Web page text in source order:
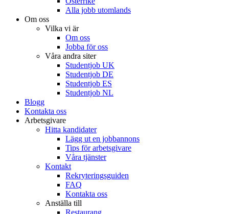
Alla jobb utomlands
Om oss
Vilka vi är
Om oss
Jobba för oss
Våra andra siter
Studentjob UK
Studentjob DE
Studentjob ES
Studentjob NL
Blogg
Kontakta oss
Arbetsgivare
Hitta kandidater
Lägg ut en jobbannons
Tips för arbetsgivare
Våra tjänster
Kontakt
Rekryteringsguiden
FAQ
Kontakta oss
Anställa till
Restaurang